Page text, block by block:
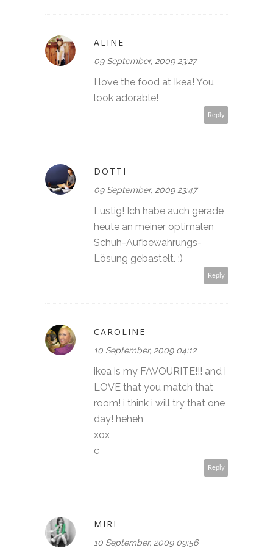
ALINE
09 September, 2009 23:27
I love the food at Ikea! You
look adorable!
Reply
DOTTI
09 September, 2009 23:47
Lustig! Ich habe auch gerade
heute an meiner optimalen
Schuh-Aufbewahrungs-
Lösung gebastelt. :)
Reply
CAROLINE
10 September, 2009 04:12
ikea is my FAVOURITE!!! and i
LOVE that you match that
room! i think i will try that one
day! heheh
xox
c
Reply
MIRI
10 September, 2009 09:56